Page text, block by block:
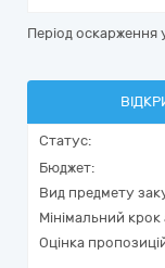
Період оскарження
Статус:
Бюджет:
Вид предмету
Мінімальний крок
Оцінка